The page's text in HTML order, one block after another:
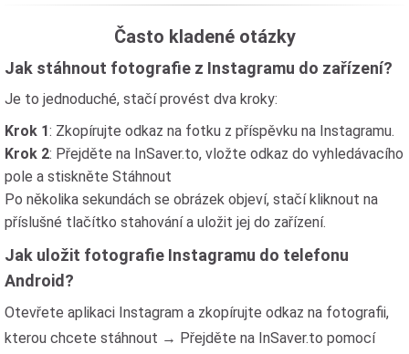
Často kladené otázky
Jak stáhnout fotografie z Instagramu do zařízení?
Je to jednoduché, stačí provést dva kroky:
Krok 1: Zkopírujte odkaz na fotku z příspěvku na Instagramu.
Krok 2: Přejděte na InSaver.to, vložte odkaz do vyhledávacího
pole a stiskněte Stáhnout
Po několika sekundách se obrázek objeví, stačí kliknout na
příslušné tlačítko stahování a uložit jej do zařízení.
Jak uložit fotografie Instagramu do telefonu
Android?
Otevřete aplikaci Instagram a zkopírujte odkaz na fotografii,
kterou chcete stáhnout → Přejděte na InSaver.to pomocí